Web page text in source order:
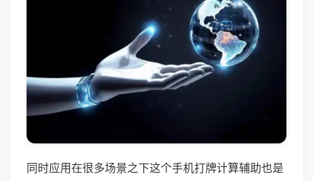
同时应用在很多场景之下这个手机打牌计算辅助也是